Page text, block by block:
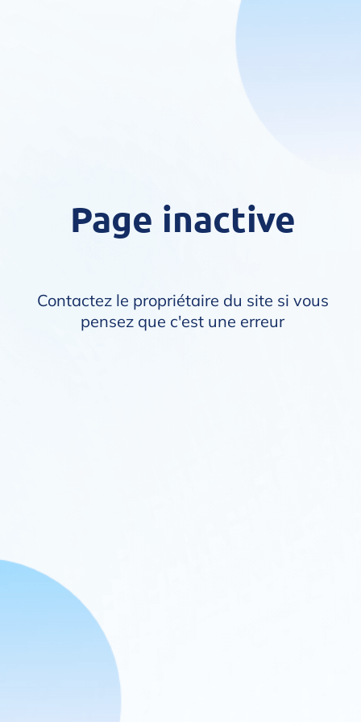
Page inactive
Contactez le propriétaire du site si vous
pensez que c'est une erreur